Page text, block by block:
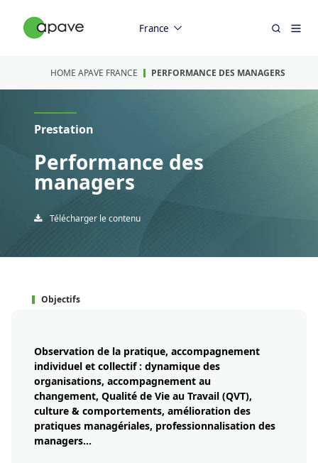
France
HOME APAVE FRANCE PERFORMANCE DES MANAGERS
Prestation
Performance des
managers
Télécharger le contenu
Objectifs
Observation de la pratique, accompagnement
individuel et collectif : dynamique des
organisations, accompagnement au
changement, Qualité de Vie au Travail (QVT),
culture & comportements, amélioration des
pratiques managériales, professionnalisation des
managers...